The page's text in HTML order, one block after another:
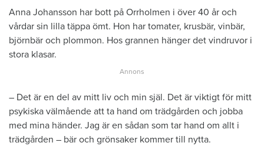
Anna Johansson har bott på Orrholmen i över 40 år och
vårdar sin lilla täppa ömt. Hon har tomater, krusbär, vinbär,
björnbär och plommon. Hos grannen hänger det vindruvor i
stora klasar.
– Det är en del av mitt liv och min själ. Det är viktigt för mitt
psykiska välmående att ta hand om trädgården och jobba
med mina händer. Jag är en sådan som tar hand om allt i
trädgården – bär och grönsaker kommer till nytta.